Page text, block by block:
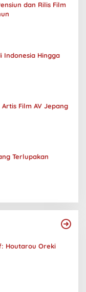
dan Rilis Film
Indonesia Hingga
Film AV Jepang
Terlupakan
Houtarou Oreki